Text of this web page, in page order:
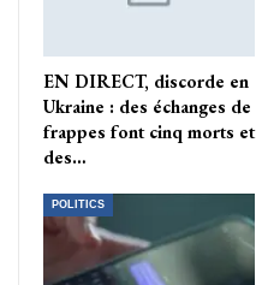
EN DIRECT, discorde en
Ukraine : des échanges de
frappes font cinq morts et
des…
POLITICS